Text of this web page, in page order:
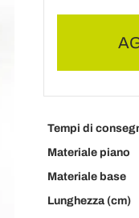
Tempi di
Materiale piano
Materiale base
Lunghezza (cm)